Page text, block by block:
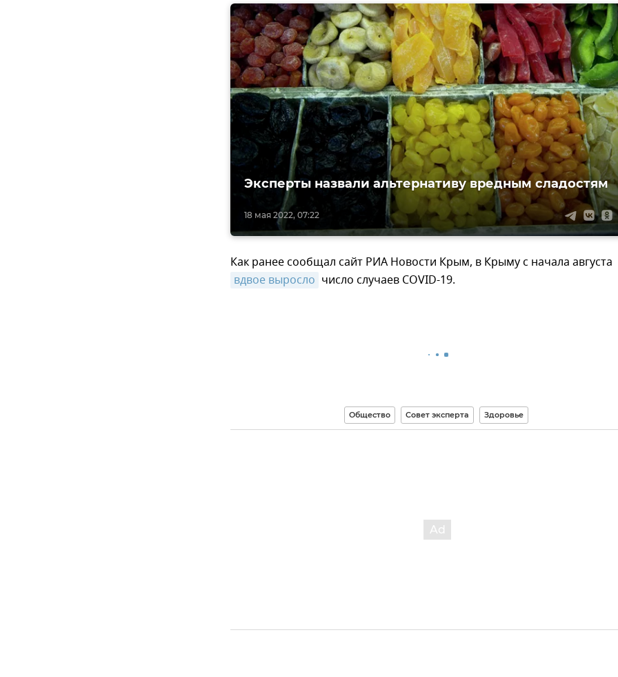
18 мая 2022, 07:22
Эксперты назвали альтернативу вредным сладостям
Как ранее сообщал сайт РИА Новости Крым, в Крыму с начала августа
вдвое выросло число случаев COVID-19.
Общество Совет эксперта Здоровье